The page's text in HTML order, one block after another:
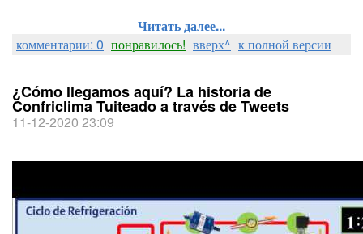
Читать далее...
комментарии: 0 понравилось! вверх^ к полной версии
¿Cómo llegamos aquí? La historia de
Confriclima Tuiteado a través de Tweets
11-12-2020 23:09